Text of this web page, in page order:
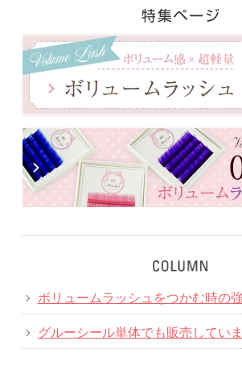
ボリュームラッシュをつかむ時の
グルーシール単体でも販売してい